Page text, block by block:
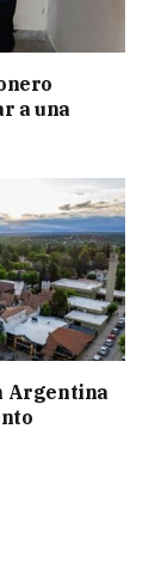
a una
Argentina